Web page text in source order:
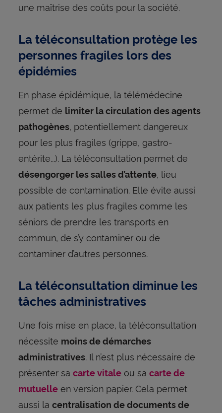
une maîtrise des coûts pour la société.
La téléconsultation protège les
personnes fragiles lors des
épidémies
En phase épidémique, la télémédecine
permet de limiter la circulation des agents
pathogènes, potentiellement dangereux
pour les plus fragiles (grippe, gastro-
entérite...). La téléconsultation permet de
désengorger les salles d’attente, lieu
possible de contamination. Elle évite aussi
aux patients les plus fragiles comme les
séniors de prendre les transports en
commun, de s’y contaminer ou de
contaminer d’autres personnes.
La téléconsultation diminue les
tâches administratives
Une fois mise en place, la téléconsultation
nécessite moins de démarches
administratives. Il n’est plus nécessaire de
présenter sa carte vitaleou sa carte de
mutuelleen version papier. Cela permet
aussi la centralisation de documents de